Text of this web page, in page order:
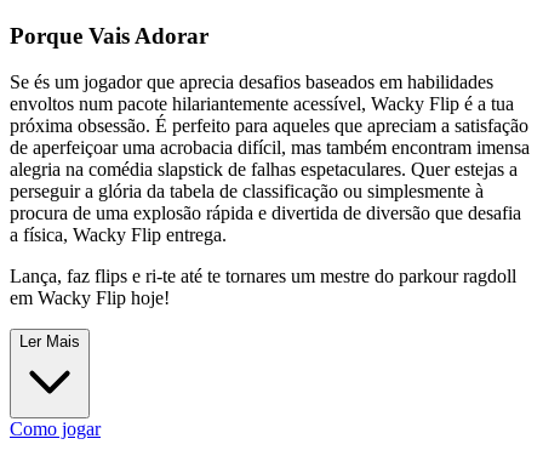
Porque Vais Adorar
Se és um jogador que aprecia desafios baseados em habilidades
envoltos num pacote hilariantemente acessível, Wacky Flip é a tua
próxima obsessão. É perfeito para aqueles que apreciam a satisfação
de aperfeiçoar uma acrobacia difícil, mas também encontram imensa
alegria na comédia slapstick de falhas espetaculares. Quer estejas a
perseguir a glória da tabela de classificação ou simplesmente à
procura de uma explosão rápida e divertida de diversão que desafia
a física, Wacky Flip entrega.
Lança, faz flips e ri-te até te tornares um mestre do parkour ragdoll
em Wacky Flip hoje!
Ler Mais
Como jogar